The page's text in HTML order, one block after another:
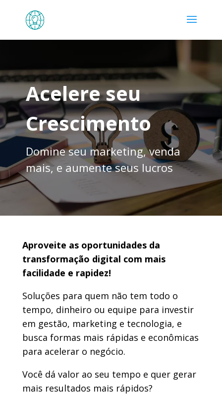
Acelere seu
Crescimento
Domine seu marketing, venda
mais, e aumente seus lucros
Aproveite as oportunidades da
transformação digital com mais
facilidade e rapidez!
Soluções para quem não tem todo o
tempo, dinheiro ou equipe para investir
em gestão, marketing e tecnologia, e
busca formas mais rápidas e econômicas
para acelerar o negócio.
Você dá valor ao seu tempo e quer gerar
mais resultados mais rápidos?